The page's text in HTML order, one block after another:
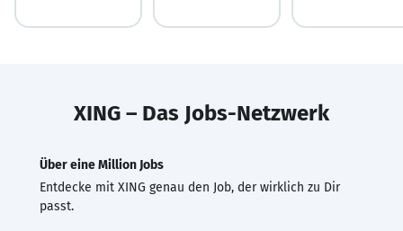
XING – Das Jobs-Netzwerk
Über eine Million Jobs
Entdecke mit XING genau den Job, der wirklich zu Dir
passt.